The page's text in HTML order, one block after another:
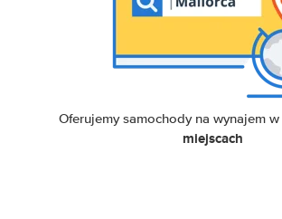
Oferujemy samochody na wynajem
miejscach